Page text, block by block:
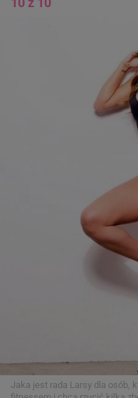
Jaka jest rada Larsy dla osób,